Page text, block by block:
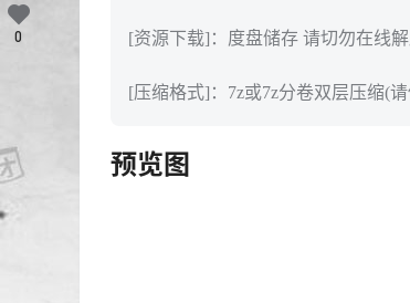
[资源下载]：度盘储存 请切勿在线
[压缩格式]：7z或7z分卷双层压缩(
预览图
0